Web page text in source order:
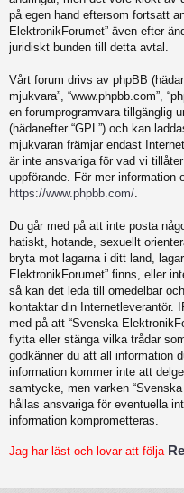
på egen hand eftersom fortsatt
ElektronikForumet” även efter
juridiskt bunden till detta avtal.
Vårt forum drivs av phpBB
mjukvara”, “www.phpbb.com”,
en forumprogramvara tillgänglig
(hädanefter “GPL”) och kan
mjukvaran främjar endast
är inte ansvariga för vad vi
uppförande. För mer information
https://www.phpbb.com/
Du går med på att inte posta
hatiskt, hotande, sexuellt
bryta mot lagarna i ditt land,
ElektronikForumet” finns, eller
så kan det leda till omedelbar
kontaktar din Internetleverantör.
med på att “Svenska
flytta eller stänga vilka trådar
godkänner du att all information
information kommer inte att
samtycke, men varken
hållas ansvariga för eventuella
information komprometteras.
Jag har läst och lovar att följa